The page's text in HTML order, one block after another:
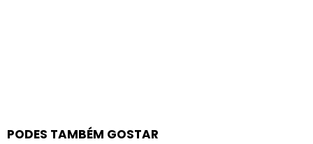
PODES TAMBÉM GOSTAR